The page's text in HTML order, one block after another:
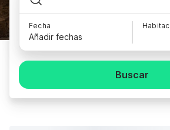
Fecha
Añadir fechas
Buscar